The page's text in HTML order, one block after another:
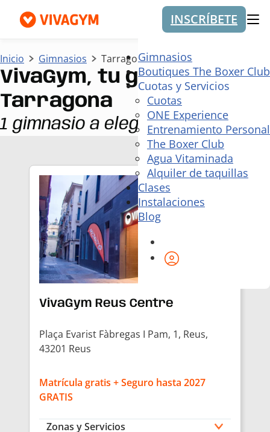
INSCRÍBETE
Gimnasios
Boutiques The Boxer Club
Cuotas y Servicios
Cuotas
ONE Experience
Entrenamiento Personal
The Boxer Club
Agua Vitaminada
Alquiler de taquillas
Clases
Instalaciones
Blog
Inicio Gimnasios Tarragona
VivaGym, tu gimnasio en
Tarragona
1 gimnasio a elegir
VivaGym Reus Centre
Plaça Evarist Fàbregas I Pam, 1, Reus,
43201 Reus
Matrícula gratis + Seguro hasta 2027
GRATIS
Zonas y Servicios